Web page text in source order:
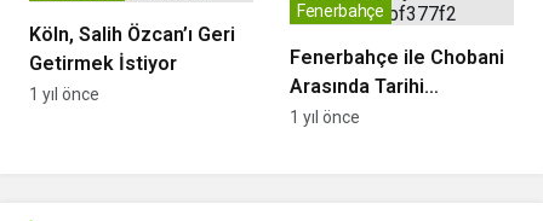
Köln, Salih Özcan’ı Geri
Getirmek İstiyor
1 yıl önce
Fenerbahçe ile Chobani
Arasında Tarihi
Sponsorluk!
Fenerbahçe
1 yıl önce